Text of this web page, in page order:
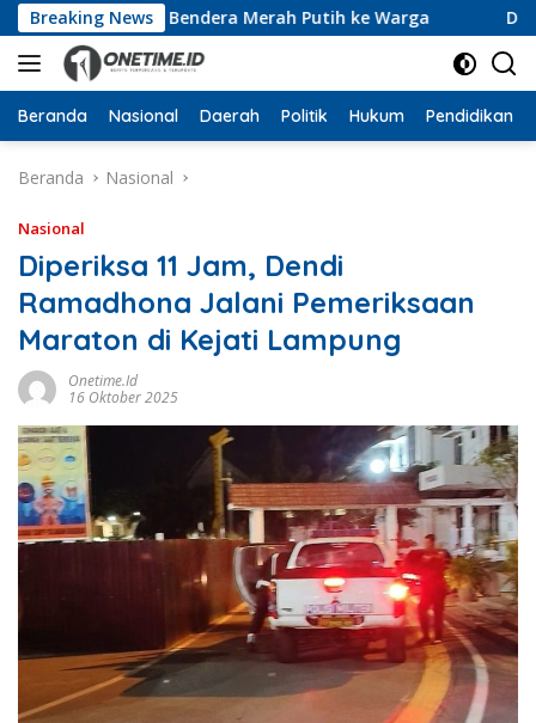
Langsung
ke
konten
Breaking News
10 Ribu Bendera Merah Putih ke Warga Dari
Beranda Nasional Daerah Politik Hukum Pendidikan
Beranda Nasional
Nasional
Diperiksa 11 Jam, Dendi
Ramadhona Jalani Pemeriksaan
Maraton di Kejati Lampung
Onetime.id
16 Oktober 2025